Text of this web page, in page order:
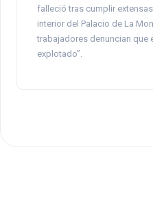
falleció tras cumplir
interior del Palacio de La
trabajadores denuncian que
explotado”.